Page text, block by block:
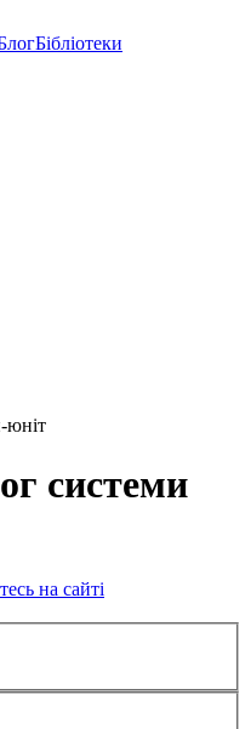
Бібліотеки
юніт
системи
на сайті